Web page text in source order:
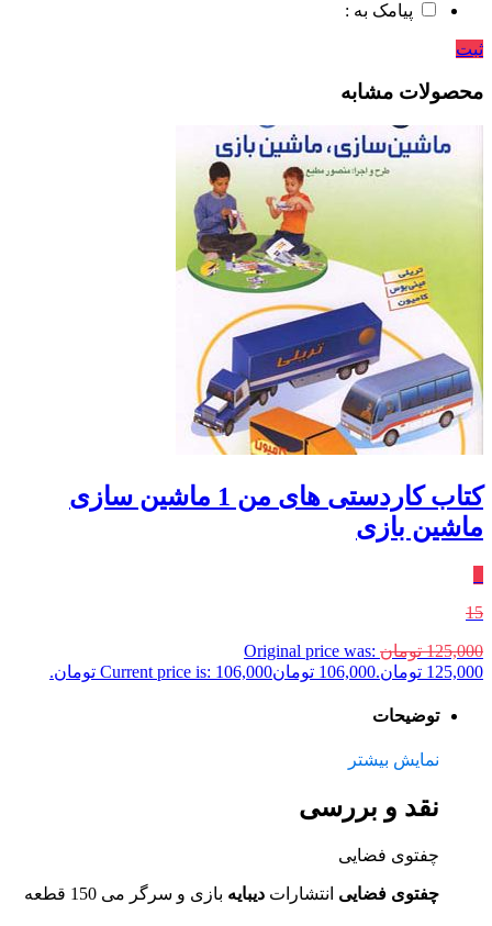
پیامک به :
ثبت
محصولات مشابه
کتاب کاردستی های من 1 ماشین سازی
ماشین بازی
15
125,000 تومان Original price was:
125,000 تومان.
106,000 تومانCurrent price is: 106,000 تومان.
توضیحات
نمایش بیشتر
نقد و بررسی
چفتوی فضایی
چفتوی فضایی انتشارات دیبایه بازی و سرگر می 150 قطعه